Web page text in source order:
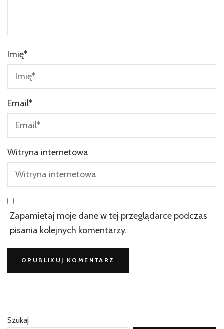
Imię*
Email*
Witryna internetowa
Zapamiętaj moje dane w tej przeglądarce podczas
pisania kolejnych komentarzy.
Szukaj